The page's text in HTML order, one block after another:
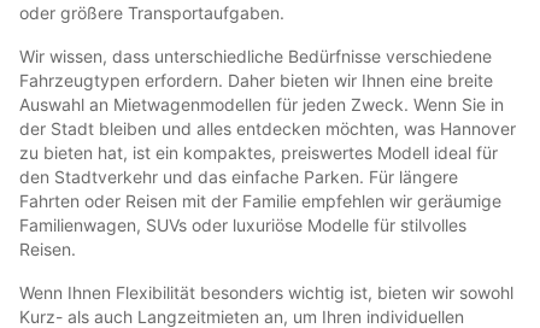
oder größere Transportaufgaben.
Wir wissen, dass unterschiedliche Bedürfnisse verschiedene
Fahrzeugtypen erfordern. Daher bieten wir Ihnen eine breite
Auswahl an Mietwagenmodellen für jeden Zweck. Wenn Sie in
der Stadt bleiben und alles entdecken möchten, was Hannover
zu bieten hat, ist ein kompaktes, preiswertes Modell ideal für
den Stadtverkehr und das einfache Parken. Für längere
Fahrten oder Reisen mit der Familie empfehlen wir geräumige
Familienwagen, SUVs oder luxuriöse Modelle für stilvolles
Reisen.
Wenn Ihnen Flexibilität besonders wichtig ist, bieten wir sowohl
Kurz- als auch Langzeitmieten an, um Ihren individuellen